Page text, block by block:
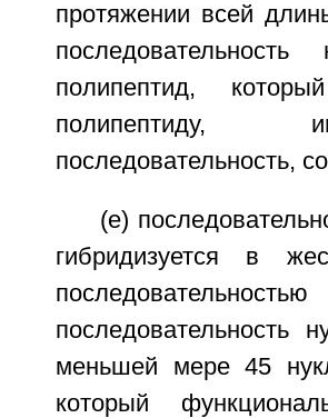
протяжении всей
полипептид,
полипептиду,
последовательность,
(e)
гибридизуется в
последовательность
меньшей мере 45
который